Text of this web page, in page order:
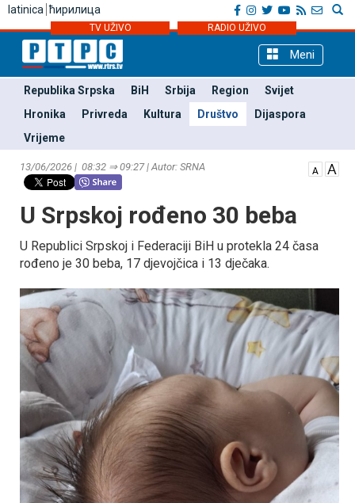
latinica ћирилица
TV UŽIVO RADIO UŽIVO
Meni
Republika Srpska BiH Srbija Region
Svijet
Hronika
Privreda Kultura Društvo
Dijaspora
Vrijeme
13/06/2026 | 08:32 ⇒ 09:27 | Autor: SRNA
U Srpskoj rođeno 30 beba
U Republici Srpskoj i Federaciji BiH u protekla 24 časa
rođeno je 30 beba, 17 djevojčica i 13 dječaka.